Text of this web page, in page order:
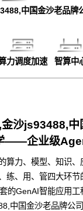
中国金沙老品牌
力调度加速 智算中
沙js93488,中
——企业级
算力、模型、知识
练、用、管四大环
的GenAI智能应用工
中国金沙老品牌公